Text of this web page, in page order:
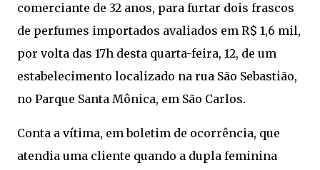
comerciante de 32 anos, para furtar dois frascos
de perfumes importados avaliados em R$ 1,6 mil,
por volta das 17h desta quarta-feira, 12, de um
estabelecimento localizado na rua São Sebastião,
no Parque Santa Mônica, em São Carlos.
Conta a vítima, em boletim de ocorrência, que
atendia uma cliente quando a dupla feminina